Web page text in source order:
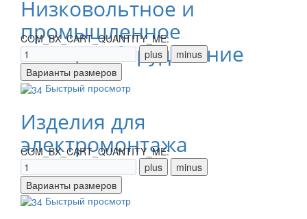
Низковольтное и
промышленное
электрооборудование
COM_BX_CART_QUANTITY_ME:
Быстрый просмотр
Изделия для
электромонтажа
COM_BX_CART_QUANTITY_ME:
Быстрый просмотр